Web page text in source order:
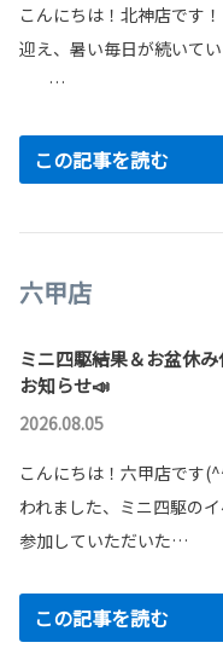
こんにちは！北神店です
迎え、暑い毎日が続いて
…
この記事を読む
六甲店
ミニ四駆結果＆お盆休み
お知らせ📣
2026.08.05
こんにちは！六甲店です
われました、ミニ四駆の
参加していただいた…
この記事を読む